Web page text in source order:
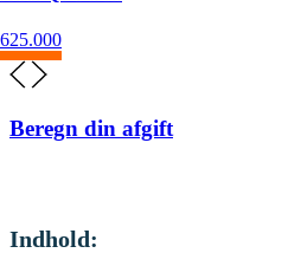
625.000
Beregn din afgift
Indhold: